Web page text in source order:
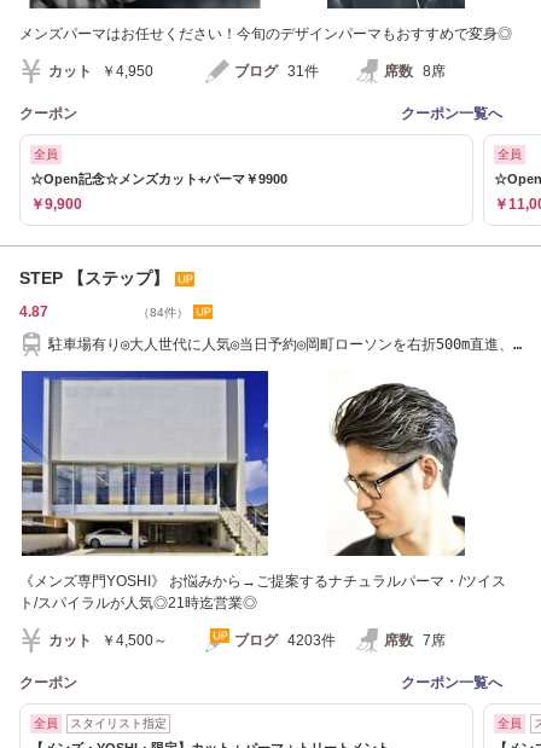
メンズパーマはお任せください！今旬のデザインパーマもおすすめで変身◎
カット ￥4,950 ブログ 31件 席数 8席
クーポン クーポン一覧へ
全員
☆Open記念☆メンズカット+パーマ￥9900
￥9,900
全員
☆Open
￥
STEP 【ステップ】
4.87 （84件）
駐車場有り◎大人世代に人気◎当日予約◎岡町ローソンを右折500m直進、
《メンズ専門YOSHI》 お悩みから→ご提案するナチュラルパーマ・/ツイス
ト/スパイラルが人気◎21時迄営業◎
カット ￥4,500～ ブログ 4203件 席数 7席
クーポン クーポン一覧へ
全員 スタイリスト指定 全員